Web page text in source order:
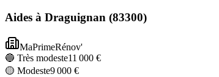
Aides à Draguignan (83300)
MaPrimeRénov'
🔵 Très modeste11 000 €
🟡 Modeste9 000 €